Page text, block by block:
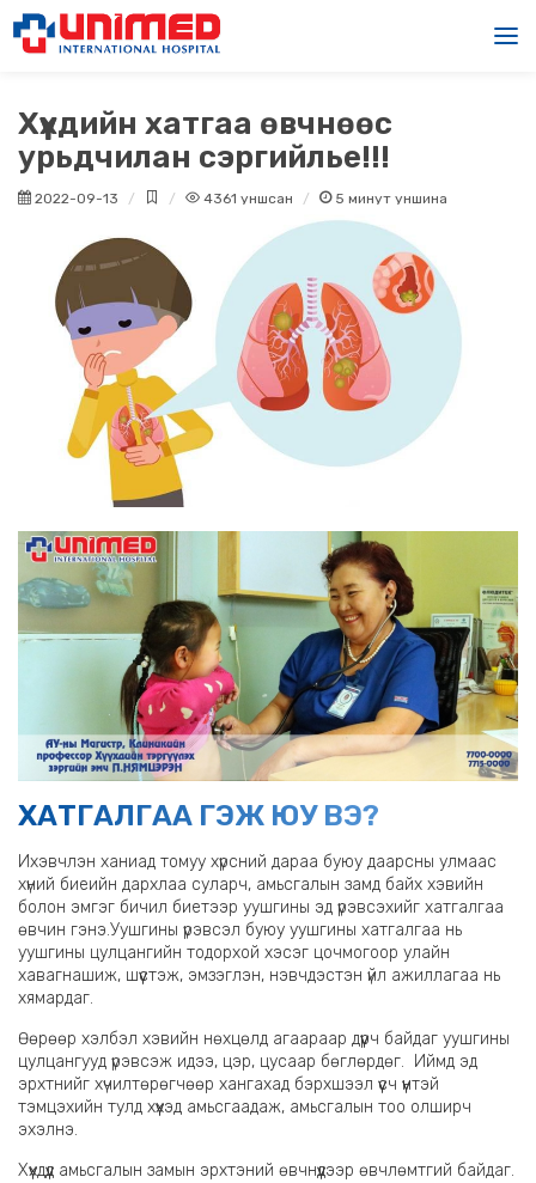
Хүүхдийн хатгаа өвчнөөс
урьдчилан сэргийлье!!!
2022-09-13 4361 уншсан 5 минут уншина
ХАТГАЛГАА ГЭЖ ЮУ ВЭ?
Ихэвчлэн ханиад томуу хүрсний дараа буюу даарсны улмаас
хүний биеийн дархлаа суларч, амьсгалын замд байх хэвийн
болон эмгэг бичил биетээр уушгины эд үрэвсэхийг хатгалгаа
өвчин гэнэ.Уушгины үрэвсэл буюу уушгины хатгалгаа нь
уушгины цулцангийн тодорхой хэсэг цочмогоор улайн
хавагнашиж, шүүстэж, эмзэглэн, нэвчдэстэн үйл ажиллагаа нь
хямардаг.
Өөрөөр хэлбэл хэвийн нөхцөлд агаараар дүүрч байдаг уушгины
цулцангууд үрэвсэж идээ, цэр, цусаар бөглөрдөг. Иймд эд
эрхтнийг хүчилтөрөгчөөр хангахад бэрхшээл үүсч үүнтэй
тэмцэхийн тулд хүүхэд амьсгаадаж, амьсгалын тоо олширч
эхэлнэ.
Хүүхдүүд амьсгалын замын эрхтэний өвчнүүдээр өвчлөмтгий байдаг.